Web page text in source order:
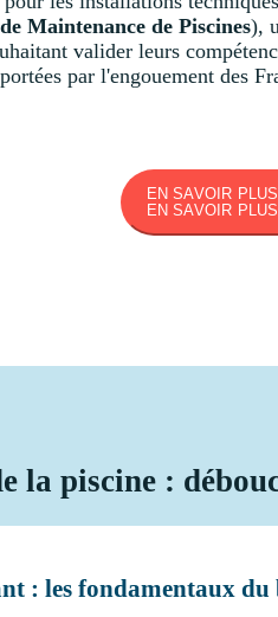
Maintenance de Piscines),
valider leurs
par l'engouement des
EN SAVOIR
EN SAVOIR
la piscine :
: les fondamentaux du